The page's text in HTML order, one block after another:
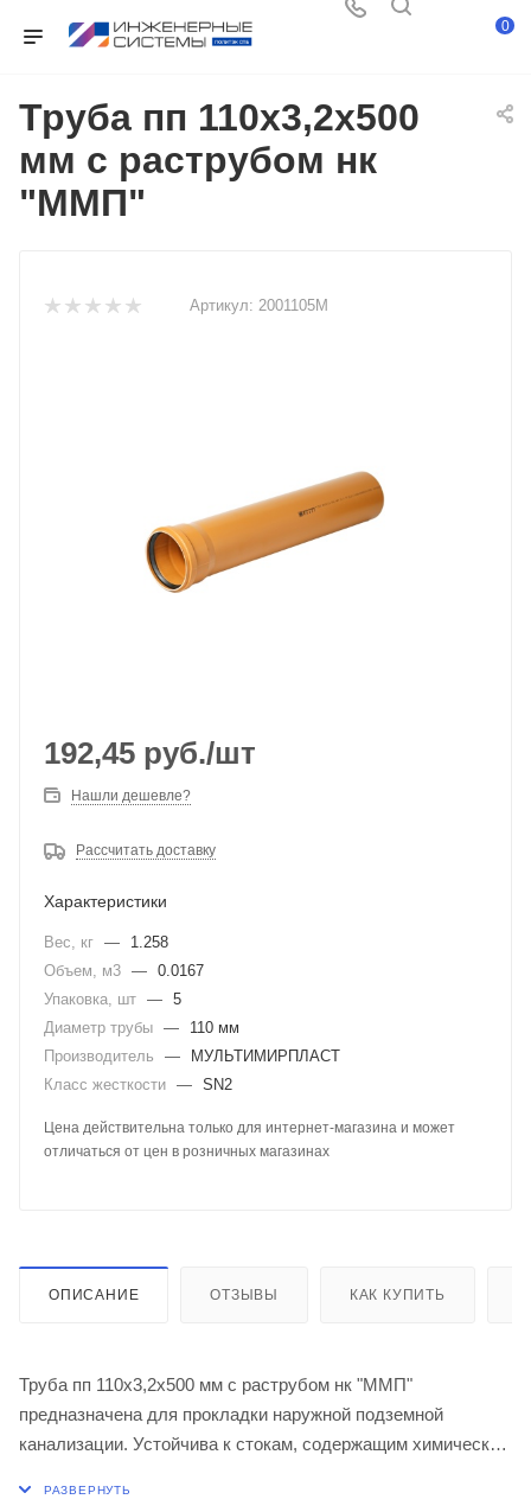
0
Труба пп 110х3,2х500
мм с раструбом нк
"ММП"
Артикул: 2001105М
192,45 руб./шт
Нашли дешевле?
Рассчитать доставку
Характеристики
Вес, кг —
1.258
Объем, м3 — 0.0167
Упаковка, шт — 5
Диаметр трубы —
110 мм
Производитель
—
МУЛЬТИМИРПЛАСТ
Класс жесткости — SN2
Цена действительна только для интернет-магазина и может
отличаться от цен в розничных магазинах
ОПИСАНИЕ ОТЗЫВЫ КАК КУПИТЬ
Труба пп 110х3,2х500 мм с раструбом нк "ММП"
предназначена для прокладки наружной подземной
канализации. Устойчива к стокам, содержащим химически